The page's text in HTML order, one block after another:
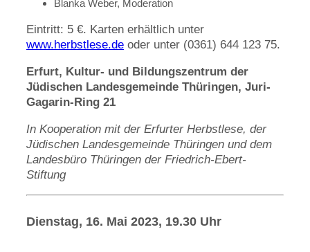
Blanka Weber, Moderation
Eintritt: 5 €. Karten erhältlich unter
www.herbstlese.de oder unter (0361) 644 123 75.
Erfurt, Kultur- und Bildungszentrum der
Jüdischen Landesgemeinde Thüringen, Juri-
Gagarin-Ring 21
In Kooperation mit der Erfurter Herbstlese, der
Jüdischen Landesgemeinde Thüringen und dem
Landesbüro Thüringen der Friedrich-Ebert-
Stiftung
Dienstag, 16. Mai 2023, 19.30 Uhr